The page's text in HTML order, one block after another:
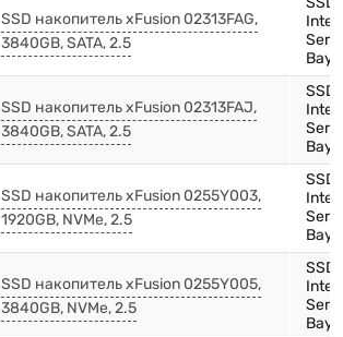
SSD накопитель xFusion 02313FAG,
3840GB, SATA, 2.5
Bay)
SSD накопитель xFusion 02313FAJ,
3840GB, SATA, 2.5
Bay)
SSD накопитель xFusion 0255Y003,
1920GB, NVMe, 2.5
Bay)
SSD накопитель xFusion 0255Y005,
3840GB, NVMe, 2.5
Bay)